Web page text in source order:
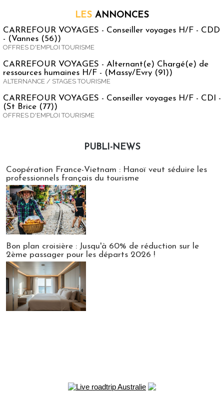
LES ANNONCES
CARREFOUR VOYAGES - Conseiller voyages H/F - CDD
- (Vannes (56))
OFFRES D'EMPLOI TOURISME
CARREFOUR VOYAGES - Alternant(e) Chargé(e) de
ressources humaines H/F - (Massy/Evry (91))
ALTERNANCE / STAGES TOURISME
CARREFOUR VOYAGES - Conseiller voyages H/F - CDI -
(St Brice (77))
OFFRES D'EMPLOI TOURISME
PUBLI-NEWS
Coopération France-Vietnam : Hanoï veut séduire les
professionnels français du tourisme
Bon plan croisière : Jusqu'à 60% de réduction sur le
2ème passager pour les départs 2026 !